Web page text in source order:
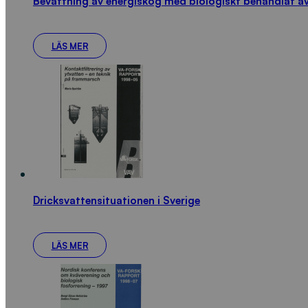
LÄS MER
Dricksvattensituationen i Sverige
LÄS MER